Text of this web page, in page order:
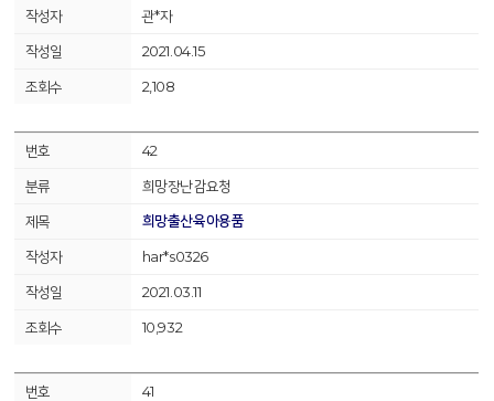
관*자
2021.04.15
2,108
42
희망장난감요청
희망출산육아용품
har*s0326
2021.03.11
10,932
41